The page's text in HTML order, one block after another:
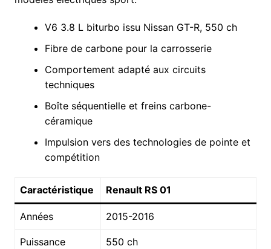
V6 3.8 L biturbo issu Nissan GT-R, 550 ch
Fibre de carbone pour la carrosserie
Comportement adapté aux circuits
techniques
Boîte séquentielle et freins carbone-
céramique
Impulsion vers des technologies de pointe et
compétition
Caractéristique Renault RS 01
Années 2015-2016
Puissance 550 ch